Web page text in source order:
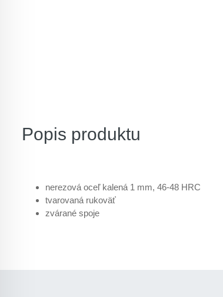
Popis produktu
nerezová oceľ kalená 1 mm, 46-48 HRC
tvarovaná rukoväť
zvárané spoje